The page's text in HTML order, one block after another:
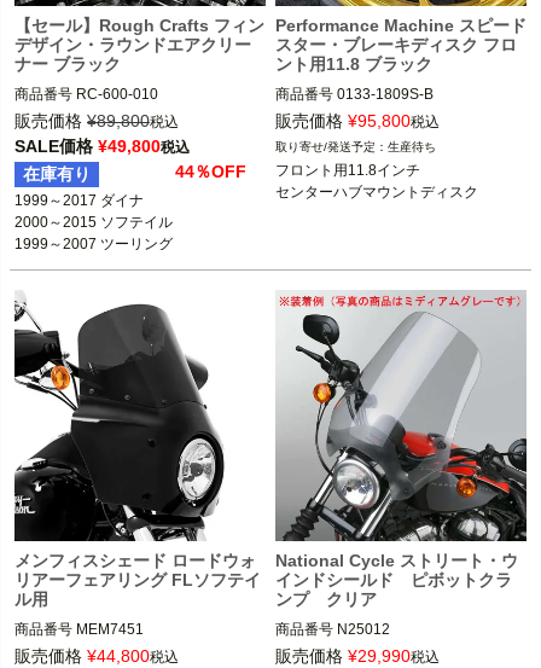
【セール】Rough Crafts フィン
デザイン・ラウンドエアクリー
ナー ブラック
商品番号 RC-600-010
3OT：1010-2734
2BC：RC0023
販売価格 ¥89,800税込
SALE価格 ¥49,800税込
在庫有り 44％OFF
1999～2017 ダイナ
2000～2015 ソフテイル
1999～2007 ツーリング
Performance Machine スピード
スター・ブレーキディスク フロ
ント用11.8 ブラック
商品番号 0133-1809S-B
販売価格 ¥95,800税込
生産待ち
フロント用11.8インチ
センターハブマウントディスク
メンフィスシェード ロードウォ
リアーフェアリング FLソフテイ
ル用
商品番号 MEM7451
D型番：2330-0217
販売価格 ¥44,800税込
National Cycle ストリート・ウ
インドシールド ピボットクラ
ンプ クリア
商品番号 N25012
1インチ径(25.4mm)ハンドルバー
販売価格 ¥29,990税込